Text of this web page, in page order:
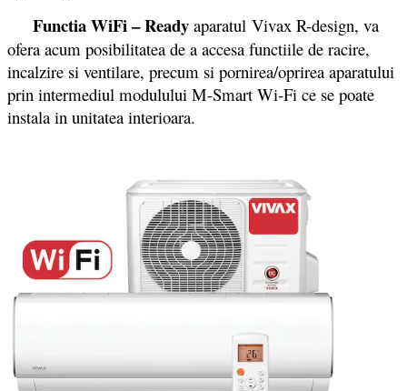
Functia WiFi – Ready aparatul Vivax R-design, va
ofera acum posibilitatea de a accesa functiile de racire,
incalzire si ventilare, precum si pornirea/oprirea aparatului
prin intermediul modulului M-Smart Wi-Fi ce se poate
instala in unitatea interioara.